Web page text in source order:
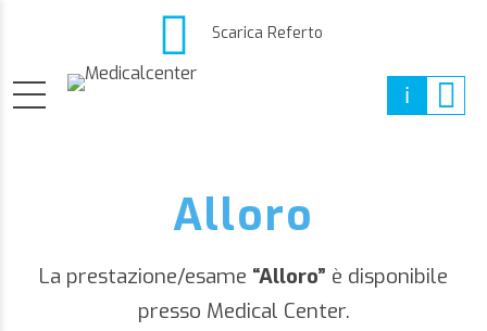
Scarica Referto
Alloro
La prestazione/esame “Alloro” è disponibile
presso Medical Center.